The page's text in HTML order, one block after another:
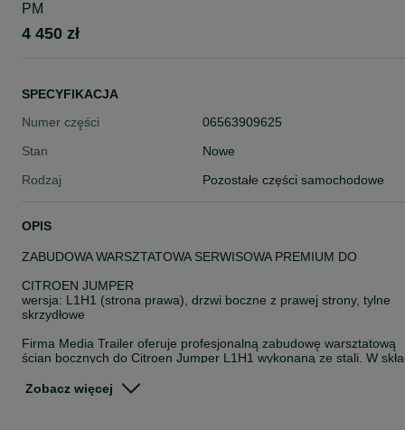
PM
4 450 zł
SPECYFIKACJA
Numer części
06563909625
Stan
Nowe
Rodzaj
Pozostałe części samochodowe
OPIS
ZABUDOWA WARSZTATOWA SERWISOWA PREMIUM DO
CITROEN JUMPER
wersja: L1H1 (strona prawa), drzwi boczne z prawej strony, tylne
skrzydłowe
Firma Media Trailer oferuje profesjonalną zabudowę warsztatową
ścian bocznych do Citroen Jumper L1H1 wykonaną ze stali. W
wyłożone matami antypoślizgowymi uniemożliwiającymi
Zobacz więcej